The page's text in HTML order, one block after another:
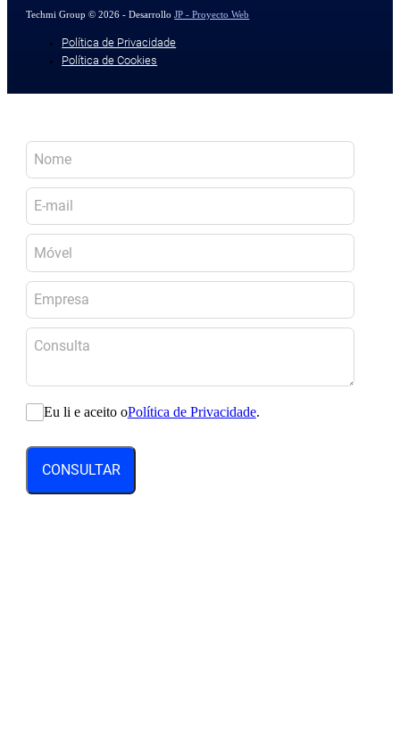
Techmi Group © 2026 - DesarrolloJP - Proyecto Web
Política de Privacidade
Política de Cookies
Eu li e aceito oPolítica de Privacidade.
CONSULTAR